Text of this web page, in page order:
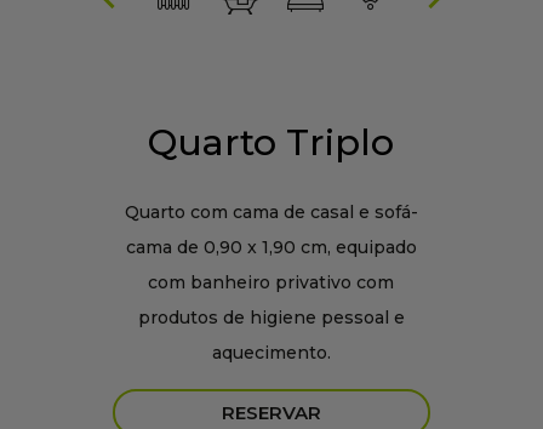
Quarto Triplo
Quarto com cama de casal e sofá-
cama de 0,90 x 1,90 cm, equipado
com banheiro privativo com
produtos de higiene pessoal e
aquecimento.
RESERVAR